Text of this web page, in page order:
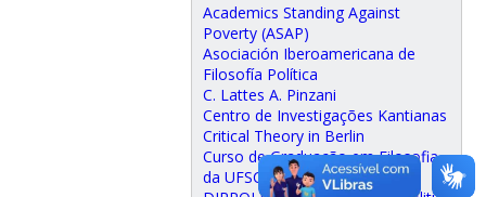
Academics Standing Against
Poverty (ASAP)
Asociación Iberoamericana de
Filosofía Política
C. Lattes A. Pinzani
Centro de Investigações Kantianas
Critical Theory in Berlin
Curso de Graduação em Filosofia
da UFSC